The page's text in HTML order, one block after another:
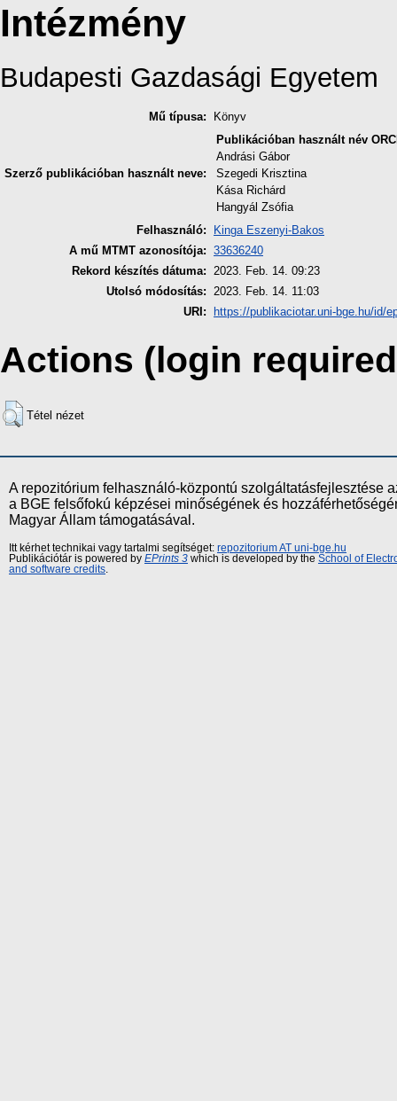
Intézmény
Budapesti Gazdasági Egyetem
Mű típusa: Könyv
Szerző publikációban használt neve:
Publikációban használt név
Andrási Gábor
Szegedi Krisztina
Kása Richárd
Hangyál Zsófia
Felhasználó:
Kinga Eszenyi-Bakos
A mű MTMT azonosítója: 33636240
Rekord készítés dátuma:
2023. Feb. 14. 09:23
Utolsó módosítás:
2023. Feb. 14. 11:03
URI:
https://publikaciotar.uni-bge.hu/id/
Actions (login
Tétel nézet
A repozitórium felhasználó-központú szolgáltatásfejlesztése
a BGE felsőfokú képzései minőségének és
Magyar Állam támogatásával.
Itt kérhet technikai vagy tartalmi segítséget: repozitorium AT uni-bge.hu
Publikációtár is powered by EPrints 3 which is developed by the School of
and software credits